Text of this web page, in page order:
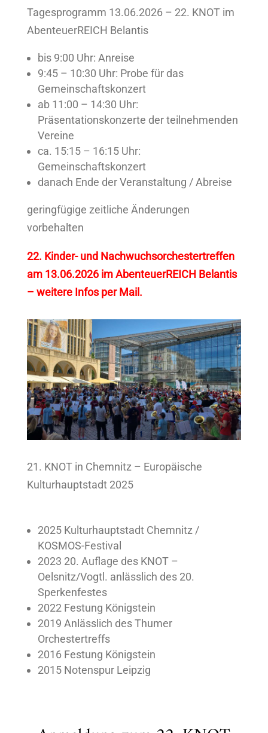
Tagesprogramm 13.06.2026 – 22. KNOT im
AbenteuerREICH Belantis
bis 9:00 Uhr: Anreise
9:45 – 10:30 Uhr: Probe für das
Gemeinschaftskonzert
ab 11:00 – 14:30 Uhr:
Präsentationskonzerte der teilnehmenden
Vereine
ca. 15:15 – 16:15 Uhr:
Gemeinschaftskonzert
danach Ende der Veranstaltung / Abreise
geringfügige zeitliche Änderungen
vorbehalten
22. Kinder- und Nachwuchsorchestertreffen
am 13.06.2026 im AbenteuerREICH Belantis
– weitere Infos per Mail.
21. KNOT in Chemnitz – Europäische
Kulturhauptstadt 2025
2025 Kulturhauptstadt Chemnitz /
KOSMOS-Festival
2023 20. Auflage des KNOT –
Oelsnitz/Vogtl. anlässlich des 20.
Sperkenfestes
2022 Festung Königstein
2019 Anlässlich des Thumer
Orchestertreffs
2016 Festung Königstein
2015 Notenspur Leipzig